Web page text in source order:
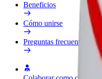
Beneficios
Cómo unirse
Preguntas frecuentes